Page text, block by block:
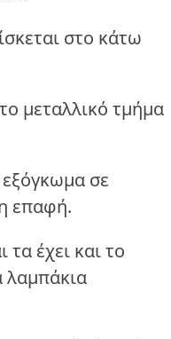
στο κάτω
μεταλλικό τμήμα
σε
επαφή.
έχει και το
λαμπάκια